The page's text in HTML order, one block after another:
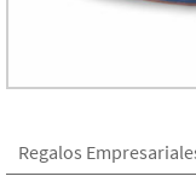
Regalos